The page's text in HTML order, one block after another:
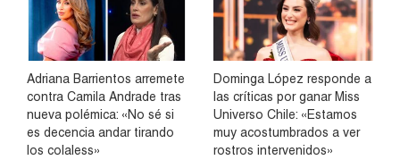
Adriana Barrientos arremete
contra Camila Andrade tras
nueva polémica: «No sé si
es decencia andar tirando
los colaless»
Dominga López responde a
las críticas por ganar Miss
Universo Chile: «Estamos
muy acostumbrados a ver
rostros intervenidos»